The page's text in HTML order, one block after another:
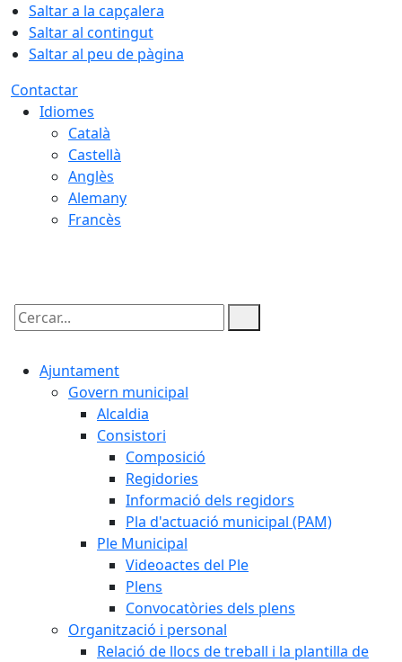
Saltar a la capçalera
Saltar al contingut
Saltar al peu de pàgina
Contactar
Idiomes
Català
Castellà
Anglès
Alemany
Francès
Cercar:
Ajuntament
Govern municipal
Alcaldia
Consistori
Composició
Regidories
Informació dels regidors
Pla d'actuació municipal (PAM)
Ple Municipal
Videoactes del Ple
Plens
Convocatòries dels plens
Organització i personal
Relació de llocs de treball i la plantilla de